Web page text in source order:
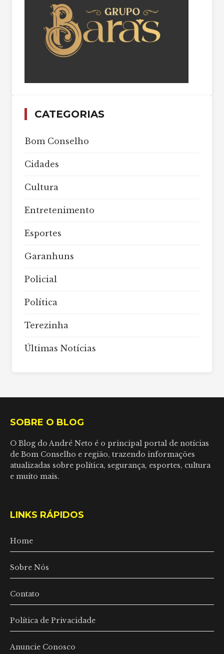
CATEGORIAS
Bom Conselho
Cidades
Cultura
Entretenimento
Esportes
Garanhuns
Policial
Política
Terezinha
Últimas Notícias
SOBRE O BLOG
O Blog do André Neto é o principal portal de notícias
de Bom Conselho e região, trazendo informações
atualizadas sobre política, segurança, esportes, cultura
e muito mais.
LINKS RÁPIDOS
Home
Sobre Nós
Contato
Política de Privacidade
Anuncie Conosco